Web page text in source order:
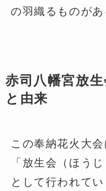
の羽織るものがあ
赤司八幡宮放
と由来
この奉納花火大
「放生会（ほう
として行われて